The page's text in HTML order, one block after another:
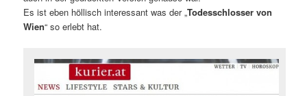
Es ist eben höllisch interessant was der „Todesschlosser von
Wien“ so erlebt hat.